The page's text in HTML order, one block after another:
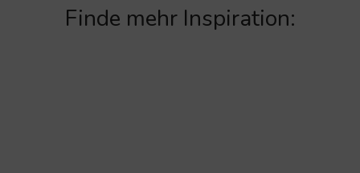
Finde mehr Inspiration: